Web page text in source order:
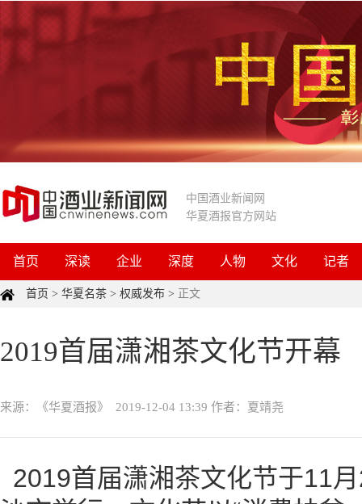
中国酒业新闻网
华夏酒报官方网站
首页 深读 企业 深度 人物 文化 记者
首页 > 华夏名茶 > 权威发布 > 正文
2019首届潇湘茶文化节开幕
来源：《华夏酒报》 2019-12-04 13:39 作者：夏靖尧
2019首届潇湘茶文化节于11